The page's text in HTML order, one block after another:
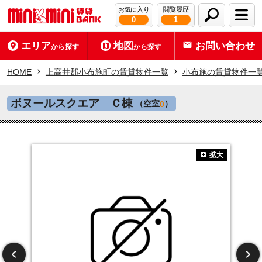
お気に入り
0
閲覧履歴
1
エリアから探す 地図から探す お問い合わせ
HOME 上高井郡小布施町の賃貸物件一覧 小布施の賃貸物件一
ボヌールスクエア Ｃ棟 （空室0）
拡大